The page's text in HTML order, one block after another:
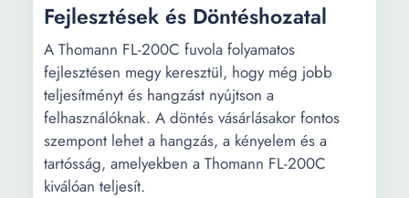
Fejlesztések és Döntéshozatal
A Thomann FL-200C fuvola folyamatos
fejlesztésen megy keresztül, hogy még jobb
teljesítményt és hangzást nyújtson a
felhasználóknak. A döntés vásárlásakor fontos
szempont lehet a hangzás, a kényelem és a
tartósság, amelyekben a Thomann FL-200C
kiválóan teljesít.